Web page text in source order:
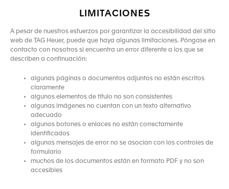
LIMITACIONES
A pesar de nuestros esfuerzos por garantizar la accesibilidad del sitio
web de TAG Heuer, puede que haya algunas limitaciones. Póngase en
contacto con nosotros si encuentra un error diferente a los que se
describen a continuación:
algunas páginas o documentos adjuntos no están escritos
claramente
algunos elementos de título no son consistentes
algunas imágenes no cuentan con un texto alternativo
adecuado
algunos botones o enlaces no están correctamente
identificados
algunos mensajes de error no se asocian con los controles de
formulario
muchos de los documentos están en formato PDF y no son
accesibles